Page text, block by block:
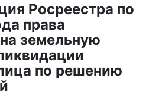
Росреестра по
права
земельную
по решению